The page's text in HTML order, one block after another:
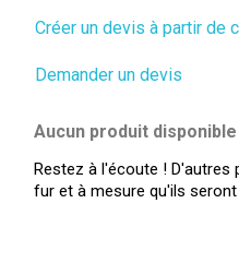
Créer un devis à partir de
Demander un devis
Aucun produit
Restez à l'écoute !
fur et à mesure qu'ils